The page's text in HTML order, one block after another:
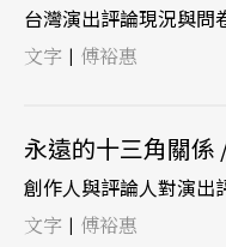
台灣演出評論現況與問
文字 | 傅裕惠
永遠的十三角關係
創作人與評論人對演出
文字 | 傅裕惠